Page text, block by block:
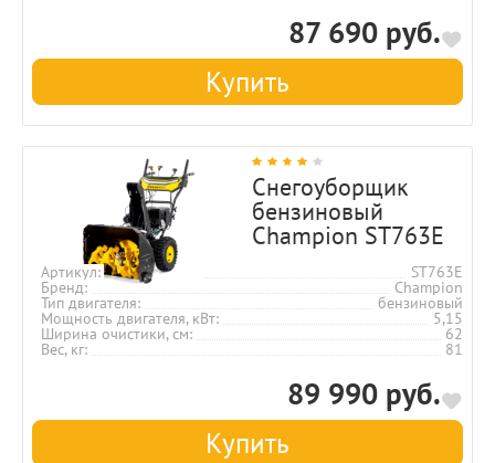
87 690 руб.
Купить
Снегоуборщик
бензиновый
Champion ST763E
Артикул ST763E
Бренд Champion
Тип двигателя бензиновый
Мощность двигателя, кВт 5,15
Ширина очистики, см 62
Вес, кг 81
89 990 руб.
Купить